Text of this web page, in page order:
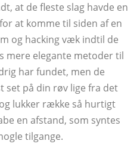
at de fleste slag havde en
at komme til siden af ​​en
og hacking væk indtil de
mere elegante metoder til
har fundet, men de
set på din røv lige fra det
lukker række så hurtigt
en afstand, som syntes
tilgange.